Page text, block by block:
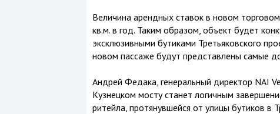
Величина арендных ставок в новом
кв.м. в год. Таким образом, объект будет
эксклюзивными бутиками Третьяковского
новом пассаже будут представлены самые
Андрей Федака, генеральный директор NAI
Кузнецком мосту станет логичным
ритейла, протянувшейся от улицы бутиков